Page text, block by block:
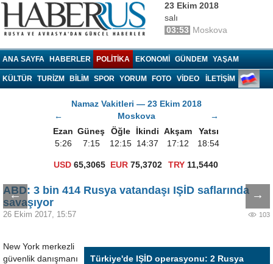
23 Ekim 2018
salı
03:53 Moskova
ANA SAYFA HABERLER POLITIKA EKONOMI GÜNDEM YAŞAM
KÜLTÜR TURIZM BILIM SPOR YORUM FOTO VIDEO İLETİŞİM
Namaz Vakitleri — 23 Ekim 2018
←
Moskova
→
Ezan Güneş Öğle İkindi Akşam
Yatsı
5:26
7:15 12:15 14:37 17:12 18:54
USD 65,3065 EUR 75,3702 TRY 11,5440
← →
ABD: 3 bin 414 Rusya vatandaşı IŞİD saflarında
savaşıyor
26 Ekim 2017, 15:57 103
Türkiye'de IŞİD operasyonu: 2 Rusya
New York merkezli
güvenlik danışmanı